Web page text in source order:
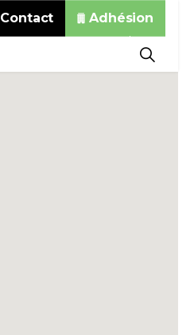
Contact Adhésion